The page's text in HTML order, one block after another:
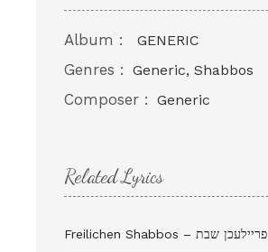
Album : GENERIC
Genres : Generic, Shabbos
Composer : Generic
Related Lyrics
Freilichen Shabbos – פריילעכן שבת